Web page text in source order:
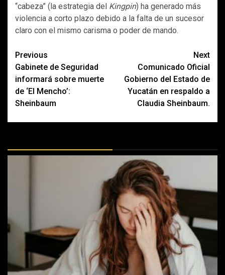
“cabeza” (la estrategia del Kingpin) ha generado más
violencia a corto plazo debido a la falta de un sucesor
claro con el mismo carisma o poder de mando.
Post
navigation
Previous
Gabinete de Seguridad
informará sobre muerte
de ‘El Mencho’:
Sheinbaum
Next
Comunicado Oficial
Gobierno del Estado de
Yucatán en respaldo a
Claudia Sheinbaum.